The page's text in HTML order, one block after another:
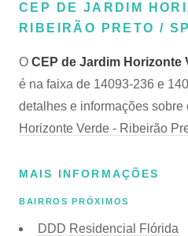
CEP DE JARDIM
RIBEIRÃO PRETO / SP
O CEP de Jardim Horizonte
é na faixa de 14093-236 e
detalhes e informações sobre
Horizonte Verde - Ribeirão
MAIS INFORMAÇÕES
BAIRROS PRÓXIMOS
DDD Residencial Flórida